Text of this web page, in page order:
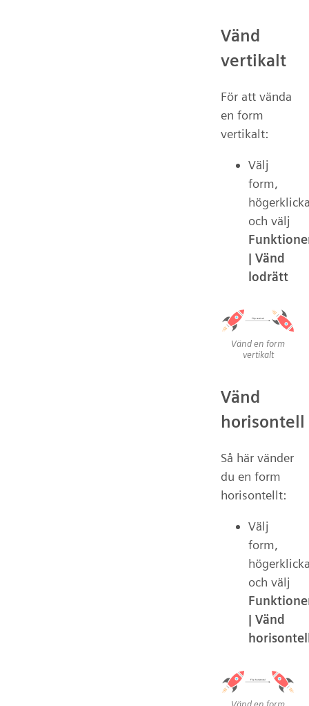
Vänd
vertikalt
För att vända
en form
vertikalt:
Välj
form,
och välj
| Vänd
lodrätt
Vänd en form
vertikalt
Vänd
horisontell
Så här vänder
du en form
horisontellt:
Välj
form,
och välj
| Vänd